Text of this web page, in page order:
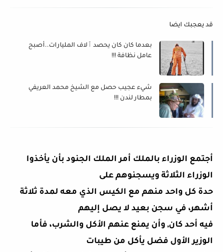
قد يعجبك ايضا
بعدما كان كان يحصد ٱلاف المليارات..أصبح
عامل نظافة !!!
شيء عجيب حصل مع الشيخ محمد العريفي
بمطار لندن !!!
أجتمع الوزراء بالملك أمر الملك الجنود بأن يأخذوا
الوزراء الثلاثة ويسجنوهم على
حدة كل واحد منهم مع الكيس الذي معه لمدة ثلاثة
أشهر، في سجن بعيد لا يصل إليهم
فيه أحد كان, وأن يمنع عنهم الأكل والشرب، فأما
الوزير الأول فضل يأكل من طيبات